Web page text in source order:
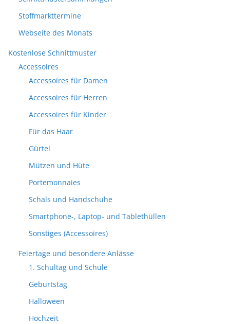
Stoffmarkttermine
Webseite des Monats
Kostenlose Schnittmuster
Accessoires
Accessoires für Damen
Accessoires für Herren
Accessoires für Kinder
Für das Haar
Gürtel
Mützen und Hüte
Portemonnaies
Schals und Handschuhe
Smartphone-, Laptop- und Tablethüllen
Sonstiges (Accessoires)
Feiertage und besondere Anlässe
1. Schultag und Schule
Geburtstag
Halloween
Hochzeit